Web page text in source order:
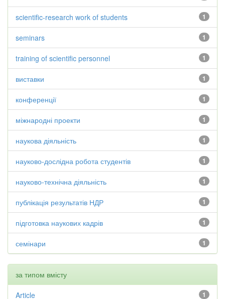
1
scientific-research work of students
1
seminars
1
training of scientific personnel
1
виставки
1
конференції
1
міжнародні проекти
1
наукова діяльність
1
науково-дослідна робота студентів
1
науково-технічна діяльність
1
публікація результатів НДР
1
підготовка наукових кадрів
1
семінари
за типом вмісту
1
Article